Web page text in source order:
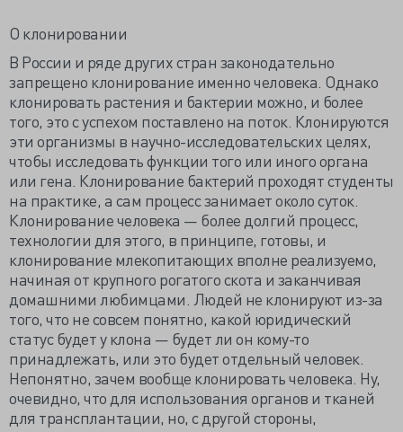
О клонировании
В России и ряде других стран законодательно
запрещено клонирование именно человека. Однако
клонировать растения и бактерии можно, и более
того, это с успехом поставлено на поток. Клонируются
эти организмы в научно-исследовательских целях,
чтобы исследовать функции того или иного органа
или гена. Клонирование бактерий проходят студенты
на практике, а сам процесс занимает около суток.
Клонирование человека — более долгий процесс,
технологии для этого, в принципе, готовы, и
клонирование млекопитающих вполне реализуемо,
начиная от крупного рогатого скота и заканчивая
домашними любимцами. Людей не клонируют из-за
того, что не совсем понятно, какой юридический
статус будет у клона — будет ли он кому-то
принадлежать, или это будет отдельный человек.
Непонятно, зачем вообще клонировать человека. Ну,
очевидно, что для использования органов и тканей
для трансплантации, но, с другой стороны,